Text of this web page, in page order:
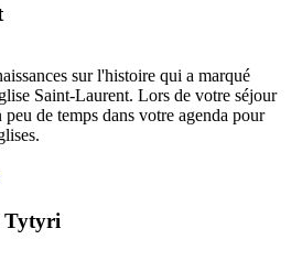
sur l'histoire qui a marqué
Saint-Laurent. Lors de votre séjour
de temps dans votre agenda pour
Tytyri